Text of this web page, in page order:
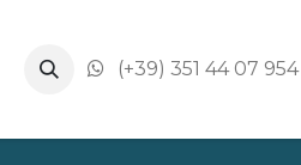
(+39) 351 44 07 954